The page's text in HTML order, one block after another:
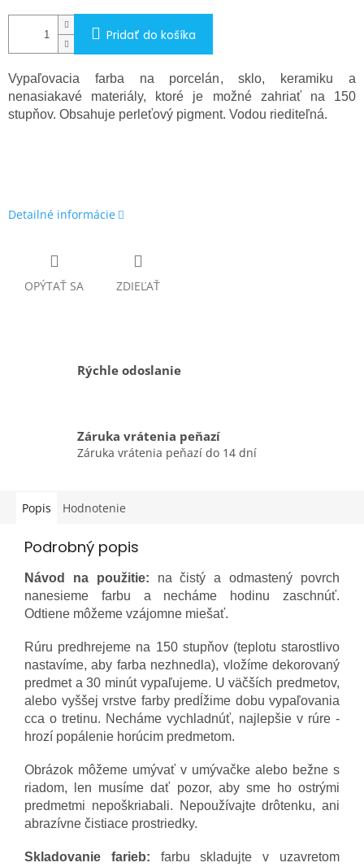
Pridať do košíka
Vypaľovacia farba na porcelán, sklo, keramiku a
nenasiakavé materiály, ktoré je možné zahriať na 150
stupňov. Obsahuje perleťový pigment. Vodou riediteľná.
Detailné informácie
OPÝTAŤ SA ZDIEĽAŤ
Rýchle odoslanie
Záruka vrátenia peňazí
Záruka vrátenia peňazí do 14 dní
Popis Hodnotenie
Podrobný popis
Návod na použitie: na čistý a odmastený povrch
nanesieme farbu a necháme hodinu zaschnúť.
Odtiene môžeme vzájomne miešať.
Rúru predhrejeme na 150 stupňov (teplotu starostlivo
nastavíme, aby farba nezhnedla), vložíme dekorovaný
predmet a 30 minút vypaľujeme. U väčších predmetov,
alebo vyššej vrstve farby predĺžime dobu vypaľovania
cca o tretinu. Necháme vychladnúť, najlepšie v rúre -
hrozí popálenie horúcim predmetom.
Obrázok môžeme umývať v umývačke alebo bežne s
riadom, len musíme dať pozor, aby sme ho ostrými
predmetmi nepoškriabali. Nepoužívajte drôtenku, ani
abrazívne čistiace prostriedky.
Skladovanie farieb: farbu skladujte v uzavretom